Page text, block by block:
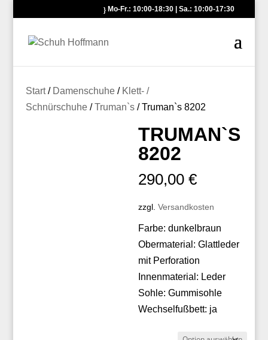
Mo-Fr.: 10:00-18:30 | Sa.: 10:00-17:30
Start/ Damenschuhe/ Klett- /
Schnürschuhe/Truman`s/ Truman`s 8202
TRUMAN`S
8202
290,00€
zzgl.Versandkosten
Farbe: dunkelbraun
Obermaterial: Glattleder
mit Perforation
Innenmaterial: Leder
Sohle: Gummisohle
Wechselfußbett: ja